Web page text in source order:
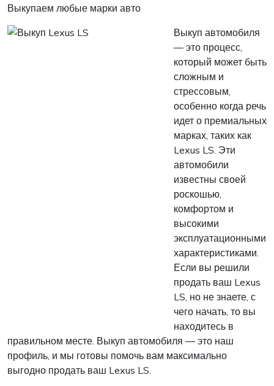
Выкупаем любые марки авто
Выкуп автомобиля
— это процесс,
который может быть
сложным и
стрессовым,
особенно когда речь
идет о премиальных
марках, таких как
Lexus LS. Эти
автомобили
известны своей
роскошью,
комфортом и
высокими
эксплуатационными
характеристиками.
Если вы решили
продать ваш Lexus
LS, но не знаете, с
чего начать, то вы
находитесь в
правильном месте. Выкуп автомобиля — это наш
профиль, и мы готовы помочь вам максимально
выгодно продать ваш Lexus LS.